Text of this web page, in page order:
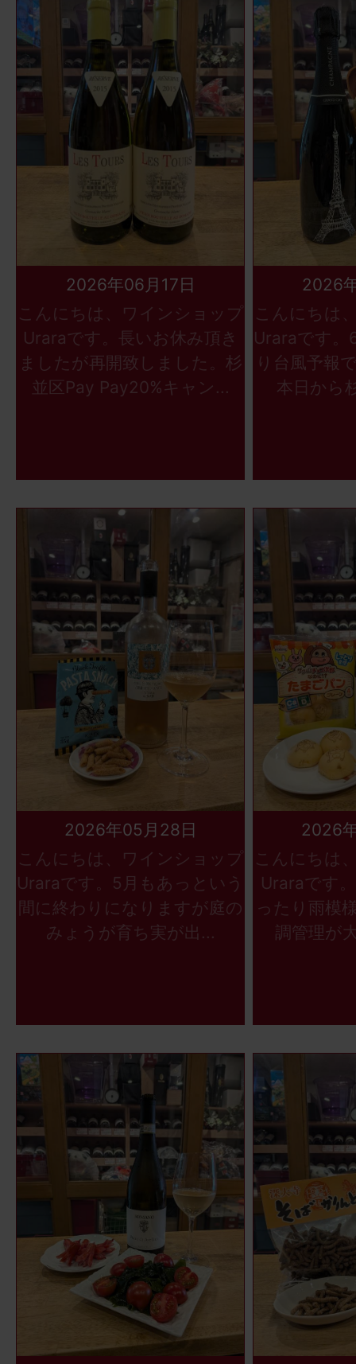
2026年06月17日
こんにちは、ワインショップ
Uraraです。長いお休み頂き
ましたが再開致しました。杉
並区Pay Pay20%キャン...
2026
こんにちは
Uraraです。
り台風予報
本日から
2026年05月28日
こんにちは、ワインショップ
Uraraです。5月もあっという
間に終わりになりますが庭の
みょうが育ち実が出...
2026
こんにちは
Uraraです
ったり雨模
調管理が